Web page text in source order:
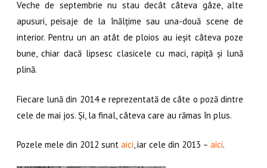
Veche de septembrie nu stau decât câteva gâze, alte
apusuri, peisaje de la înălțime sau una-două scene de
interior. Pentru un an atât de ploios au ieșit câteva poze
bune, chiar dacă lipsesc clasicele cu maci, rapiță și lună
plină.
Fiecare lună din 2014 e reprezentată de câte o poză dintre
cele de mai jos. Și, la final, câteva care au rămas în plus.
Pozele mele din 2012 sunt aici, iar cele din 2013 – aici.